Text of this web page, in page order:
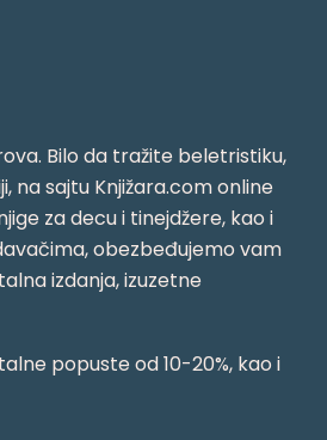
Bilo da tražite beletristiku,
na sajtu Knjižara.com online
za decu i tinejdžere, kao i
obezbeđujemo vam
izdanja, izuzetne
popuste od 10-20%, kao i